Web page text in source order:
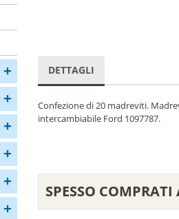
+
+
+
+
+
+
DETTAGLI
Confezione di 20 madreviti.
intercambiabile Ford 1097787.
SPESSO COMPRATI